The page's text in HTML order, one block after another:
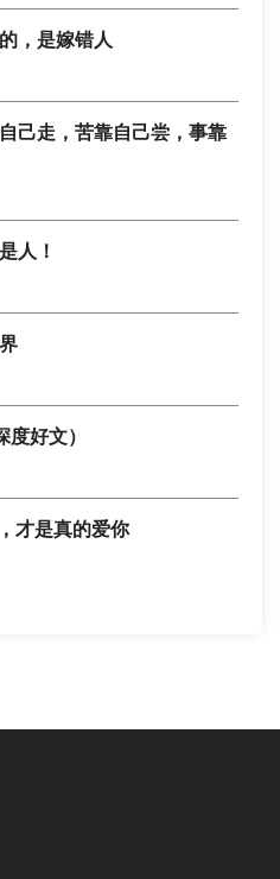
，是嫁错人
己走，苦靠自己尝，事靠
人！
好文）
才是真的爱你